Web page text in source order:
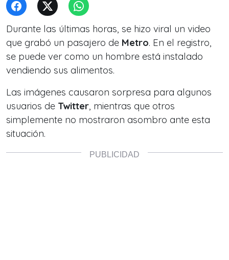
Durante las últimas horas, se hizo viral un video
que grabó un pasajero de Metro. En el registro,
se puede ver como un hombre está instalado
vendiendo sus alimentos.
Las imágenes causaron sorpresa para algunos
usuarios de Twitter, mientras que otros
simplemente no mostraron asombro ante esta
situación.